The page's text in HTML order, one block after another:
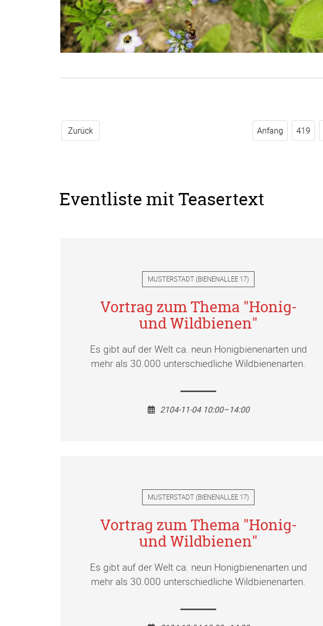
Zurück Anfang 419
Eventliste mit Teasertext
MUSTERSTADT (BIENENALLEE 17)
Vortrag zum Thema "Honig-
und Wildbienen"
Es gibt auf der Welt ca. neun Honigbienenarten und
mehr als 30.000 unterschiedliche Wildbienenarten.
2104-11-04 10:00–14:00
MUSTERSTADT (BIENENALLEE 17)
Vortrag zum Thema "Honig-
und Wildbienen"
Es gibt auf der Welt ca. neun Honigbienenarten und
mehr als 30.000 unterschiedliche Wildbienenarten.